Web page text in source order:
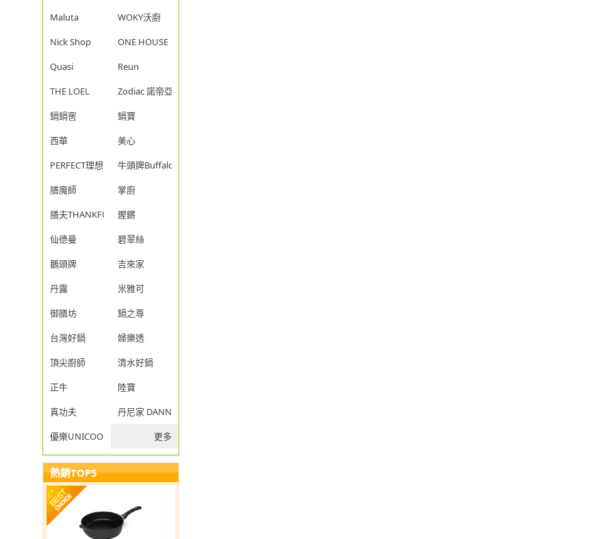
Maluta
WOKY沃廚
Nick Shop
ONE HOUSE
Quasi
Reun
THE LOEL
Zodiac 諾帝亞
鍋鍋窖
鍋寶
西華
美心
PERFECT理想
牛頭牌Buffalo
膳魔師
掌廚
膳夫THANKFUL
鏗鏘
仙德曼
碧翠絲
鵝頭牌
吉來家
丹露
米雅可
御膳坊
鍋之尊
台灣好鍋
婦樂透
頂尖廚師
清水好鍋
正牛
陸寶
真功夫
丹尼家 DANNY JIA
優樂UNICOOK
更多
熱銷TOP5